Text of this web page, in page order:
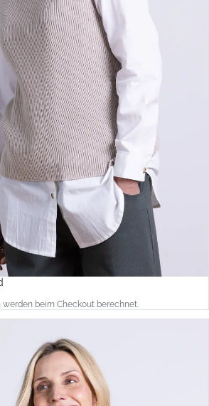
werden beim Checkout berechnet.